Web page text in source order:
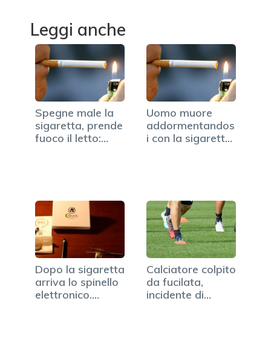
Leggi anche
Spegne male la
sigaretta, prende
fuoco il letto:…
Uomo muore
addormentandos
i con la sigaretta
Dopo la sigaretta
arriva lo spinello
elettronico.…
Calciatore colpito
da fucilata,
incidente di